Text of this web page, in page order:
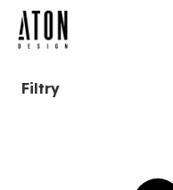
Filtry